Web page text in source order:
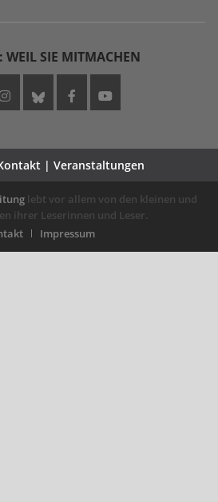
WEIL SIE MITMACHEN
| Veranstaltungen
lebt vor allem von den kleinen und
ihrer Leserinnen und Leser.
Impressum